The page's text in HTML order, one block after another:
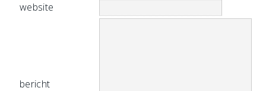
website
bericht